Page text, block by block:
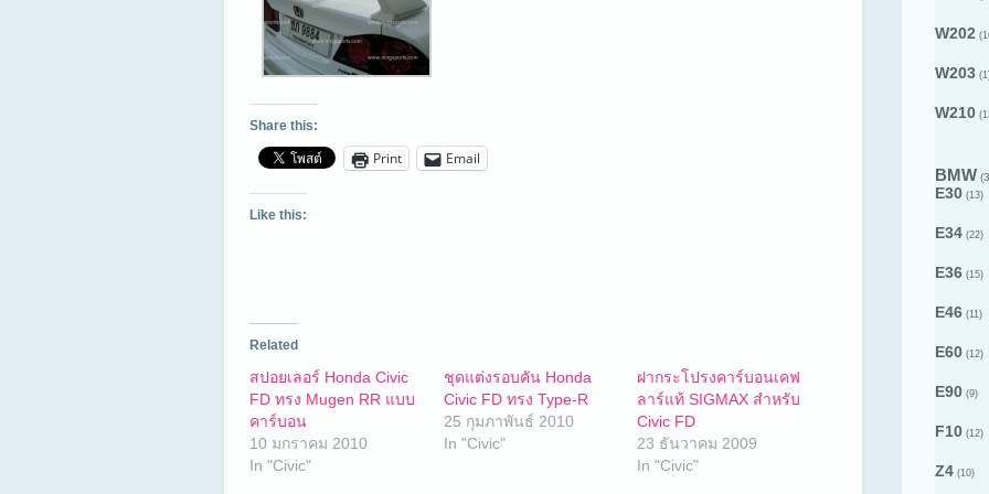
Share this:
Print Email
Like this:
Related
สปอยเลอร์ Honda Civic
FD ทรง Mugen RR แบบ
คาร์บอน
10 มกราคม 2010
In "Civic"
ชุดแต่งรอบคัน Honda
Civic FD ทรง Type-R
25 กุมภาพันธ์ 2010
In "Civic"
ฝากระโปรงคาร์บอนเคฟ
ลาร์แท้ SIGMAX สำหรับ
Civic FD
23 ธันวาคม 2009
In "Civic"
W202
W203
W210
BMW
E30 (13)
E34 (22)
E36 (15)
E46 (11)
E60 (12)
E90 (9)
F10 (12)
Z4 (10)